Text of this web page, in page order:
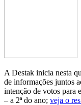
A Destak inicia nesta
de informações juntos
intenção de votos para
– a 2ª do ano; veja o